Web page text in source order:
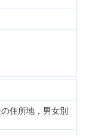
住所地，男女別